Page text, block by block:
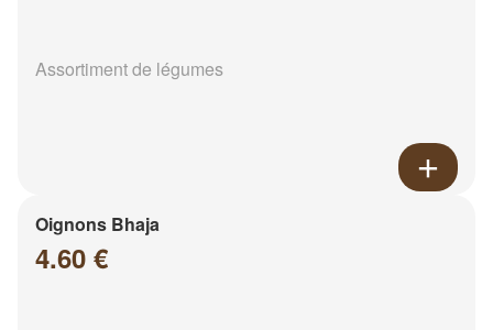
Assortiment de légumes
Oignons Bhaja
4.60 €